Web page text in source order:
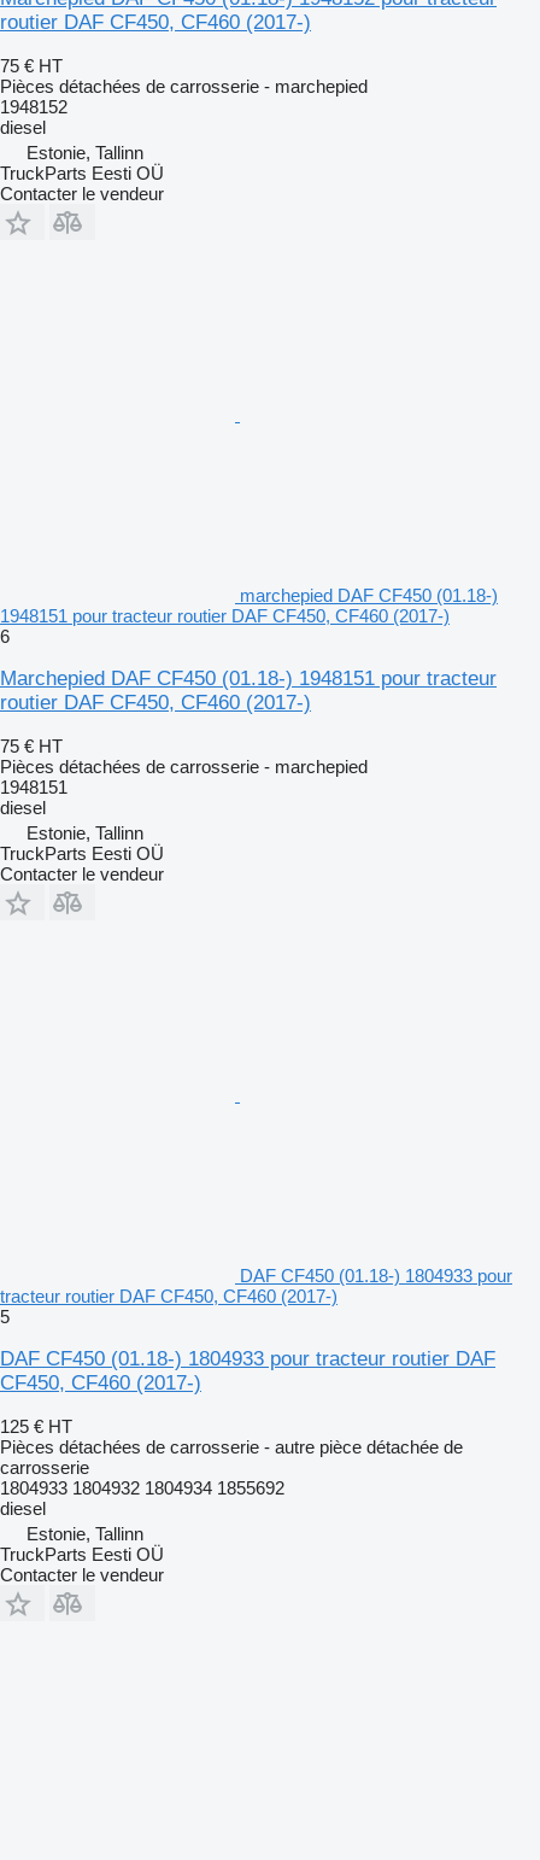
routier DAF CF450, CF460 (2017-)
75 € HT
Pièces détachées de carrosserie - marchepied
1948152
diesel
Estonie, Tallinn
TruckParts Eesti OÜ
Contacter le vendeur
marchepied DAF CF450 (01.18-)
1948151 pour tracteur routier DAF CF450, CF460 (2017-)
6
Marchepied DAF CF450 (01.18-) 1948151 pour tracteur
routier DAF CF450, CF460 (2017-)
75 € HT
Pièces détachées de carrosserie - marchepied
1948151
diesel
Estonie, Tallinn
TruckParts Eesti OÜ
Contacter le vendeur
DAF CF450 (01.18-) 1804933 pour
tracteur routier DAF CF450, CF460 (2017-)
5
DAF CF450 (01.18-) 1804933 pour tracteur routier DAF
CF450, CF460 (2017-)
125 € HT
Pièces détachées de carrosserie - autre pièce détachée de
carrosserie
1804933 1804932 1804934 1855692
diesel
Estonie, Tallinn
TruckParts Eesti OÜ
Contacter le vendeur